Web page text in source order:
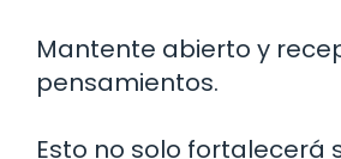
Mantente abierto y
pensamientos.
Esto no solo fortalecerá